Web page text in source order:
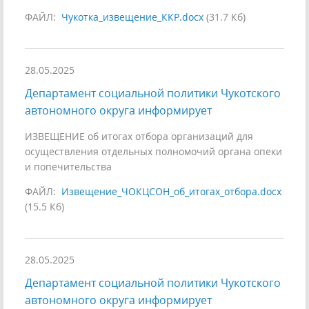
ФАЙЛ: Чукотка_извещение_ККР.docx (31.7 Кб)
28.05.2025
Департамент социальной политики Чукотского
автономного округа информирует
ИЗВЕЩЕНИЕ об итогах отбора организаций для
осуществления отдельных полномочий органа опеки
и попечительства
ФАЙЛ: Извещение_ЧОКЦСОН_об_итогах_отбора.docx
(15.5 Кб)
28.05.2025
Департамент социальной политики Чукотского
автономного округа информирует